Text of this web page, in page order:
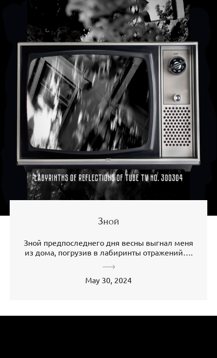
Зной
Зной предпоследнего дня весны выгнал меня
из дома, погрузив в лабиринты отражений….
May 30, 2024